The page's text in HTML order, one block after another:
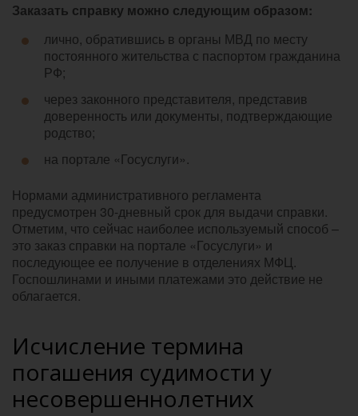
Заказать справку можно следующим образом:
лично, обратившись в органы МВД по месту
постоянного жительства с паспортом гражданина
РФ;
через законного представителя, представив
доверенность или документы, подтверждающие
родство;
на портале «Госуслуги».
Нормами административного регламента
предусмотрен 30-дневный срок для выдачи справки.
Отметим, что сейчас наиболее используемый способ –
это заказ справки на портале «Госуслуги» и
последующее ее получение в отделениях МФЦ.
Госпошлинами и иными платежами это действие не
облагается.
Исчисление термина
погашения судимости у
несовершеннолетних